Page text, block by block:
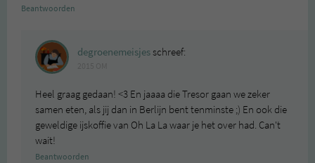
Beantwoorden
degroenemeisjesschreef:
Heel graag gedaan! <3 En jaaaa die Tresor gaan we zeker
samen eten, als jij dan in Berlijn bent tenminste ;) En ook die
geweldige ijskoffie van Oh La La waar je het over had. Can't
wait!
Beantwoorden